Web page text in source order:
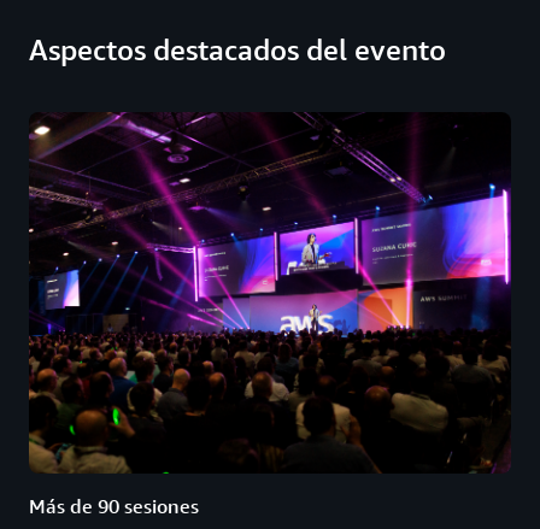
Aspectos destacados del evento
Más de 90 sesiones